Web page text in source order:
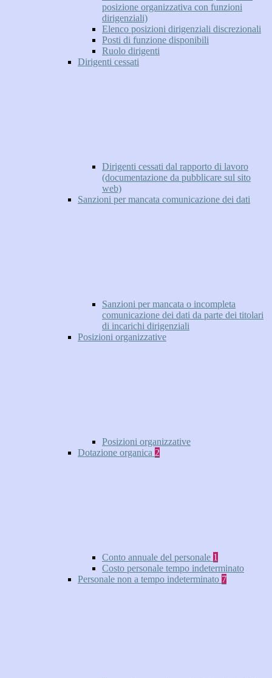
posizione organizzativa con funzioni
dirigenziali)
Elenco posizioni dirigenziali discrezionali
Posti di funzione disponibili
Ruolo dirigenti
Dirigenti cessati
Dirigenti cessati dal rapporto di lavoro
(documentazione da pubblicare sul sito
web)
Sanzioni per mancata comunicazione dei dati
Sanzioni per mancata o incompleta
comunicazione dei dati da parte dei titolari
di incarichi dirigenziali
Posizioni organizzative
Posizioni organizzative
Dotazione organica 2
Conto annuale del personale 1
Costo personale tempo indeterminato
Personale non a tempo indeterminato 7